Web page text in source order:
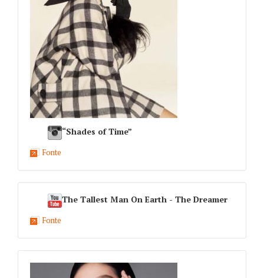
“Shades of Time”
Fonte
The Tallest Man On Earth - The Dreamer
Fonte